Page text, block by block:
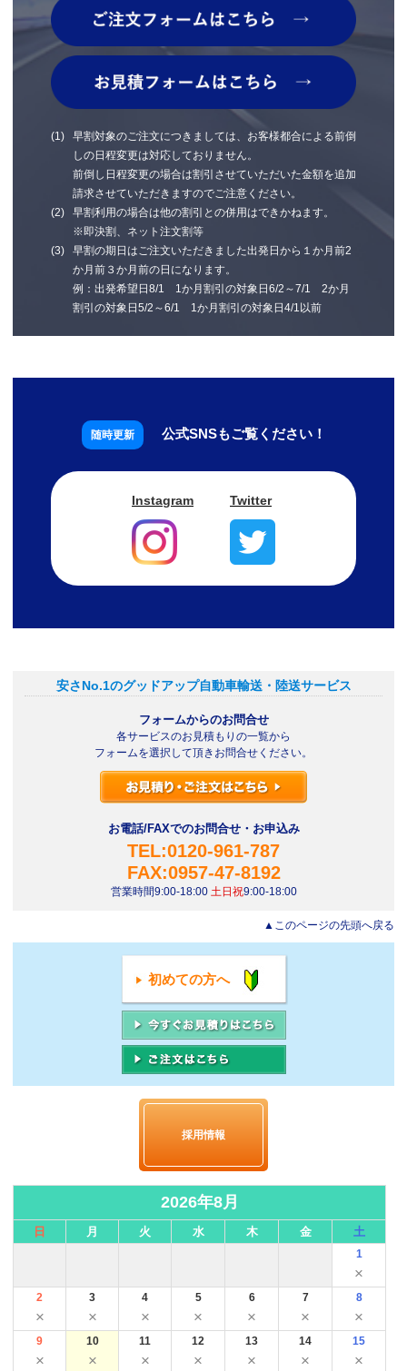
早割対象のご注文につきましては、お客様都合による前倒
しの日程変更は対応しておりません。
前倒し日程変更の場合は割引させていただいた金額を追加
請求させていただきますのでご注意ください。
早割利用の場合は他の割引との併用はできかねます。
※即決割、ネット注文割等
早割の期日はご注文いただきました出発日から１か月前2
か月前３か月前の日になります。
例：出発希望日8/1 1か月割引の対象日6/2～7/1 2か月
割引の対象日5/2～6/1 1か月割引の対象日4/1以前
公式SNSもご覧ください！
Instagram Twitter
安さNo.1のグッドアップ自動車輸送・陸送サービス
フォームからのお問合せ
各サービスのお見積もりの一覧から
フォームを選択して頂きお問合せください。
お電話/FAXでのお問合せ・お申込み
TEL:0120-961-787
FAX:0957-47-8192
営業時間9:00-18:00 土日祝9:00-18:00
▲このページの先頭へ戻る
初めての方へ
採用情報
2026年8月
日 月 火 水 木 金 土
1
×
2
×
3
×
4
×
5
×
6
×
7
×
8
×
9
×
10
×
11
×
12
×
13
×
14
×
15
×